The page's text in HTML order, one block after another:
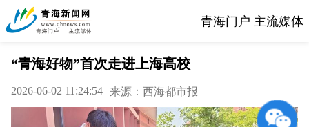
青海门户 主流媒体
“青海好物”首次走进上海高校
2026-06-02 11:24:54 来源：西海都市报